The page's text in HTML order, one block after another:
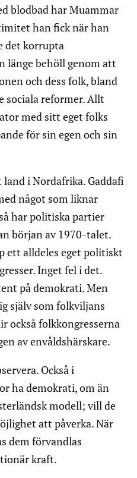
blodbad har Muammar
han fick när han
det korrupta
länge behöll genom att
och dess folk, bland
sociala reformer. Allt
med sitt eget folks
för sin egen och sin
i Nordafrika. Gaddafi
något som liknar
har politiska partier
början av 1970-talet.
ett alldeles eget politiskt
Inget fel i det.
på demokrati. Men
själv som folkviljans
också folkkongresserna
av envåldshärskare.
Också i
ha demokrati, om än
modell; vill de
att påverka. När
dem förvandlas
kraft.